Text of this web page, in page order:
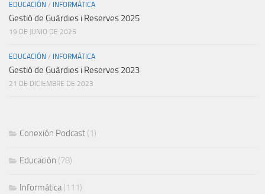
EDUCACIÓN / INFORMÁTICA
Gestió de Guàrdies i Reserves 2025
19 DE JUNIO DE 2025
EDUCACIÓN / INFORMÁTICA
Gestió de Guàrdies i Reserves 2023
21 DE DICIEMBRE DE 2023
Conexión Podcast (1)
Educación (78)
Informática(111)